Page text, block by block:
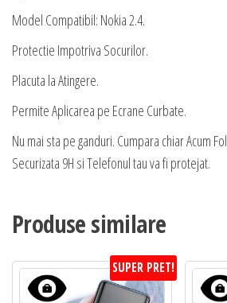
Model Compatibil: Nokia 2.4.
Protectie Impotriva Socurilor.
Placuta la Atingere.
Permite Aplicarea pe Ecrane Curbate.
Nu mai sta pe ganduri. Cumpara chiar Acum
Securizata 9H si Telefonul tau va fi protejat.
Produse similare
SUPER PRET!